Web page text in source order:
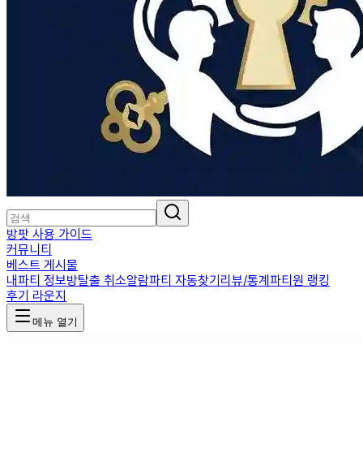
방팟 사용 가이드
커뮤니티
베스트 게시물
내파티 정보방탈출 취소알람파티 자동찾기리뷰/통계파티원 랭킹
후기 라운지
메뉴 열기